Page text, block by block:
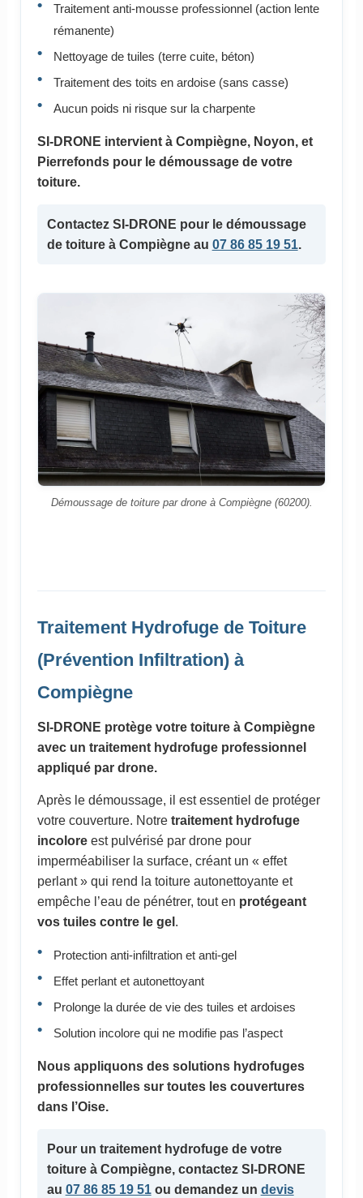
Traitement anti-mousse professionnel (action lente
rémanente)
Nettoyage de tuiles (terre cuite, béton)
Traitement des toits en ardoise (sans casse)
Aucun poids ni risque sur la charpente
SI-DRONE intervient à Compiègne, Noyon, et
Pierrefonds pour le démoussage de votre
toiture.
Contactez SI-DRONE pour le démoussage
de toiture à Compiègne au 07 86 85 19 51.
Démoussage de toiture par drone à Compiègne (60200).
Traitement Hydrofuge de Toiture
(Prévention Infiltration) à
Compiègne
SI-DRONE protège votre toiture à Compiègne
avec un traitement hydrofuge professionnel
appliqué par drone.
Après le démoussage, il est essentiel de protéger
votre couverture. Notre traitement hydrofuge
incoloreest pulvérisé par drone pour
imperméabiliser la surface, créant un « effet
perlant » qui rend la toiture autonettoyante et
empêche l’eau de pénétrer, tout en protégeant
vos tuiles contre le gel .
Protection anti-infiltration et anti-gel
Effet perlant et autonettoyant
Prolonge la durée de vie des tuiles et ardoises
Solution incolore qui ne modifie pas l’aspect
Nous appliquons des solutions hydrofuges
professionnelles sur toutes les couvertures
dans l’Oise.
Pour un traitement hydrofugede votre
toiture à Compiègne, contactez SI-DRONE
au 07 86 85 19 51ou demandez un devis